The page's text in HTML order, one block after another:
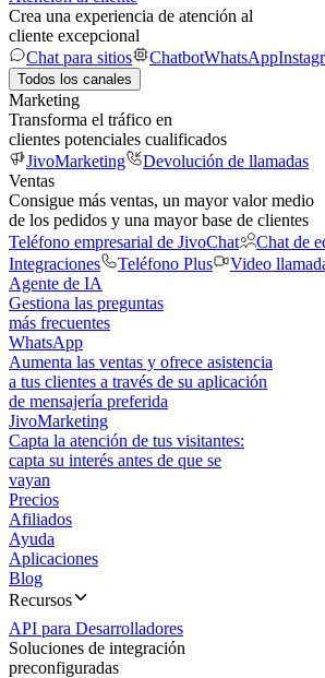
Crea una experiencia de atención al
cliente excepcional
Chat para sitios
ChatbotWhatsApp
Todos los canales
Marketing
Transforma el tráfico en
clientes potenciales cualificados
JivoMarketing
Devolución de llamadas
Ventas
Consigue más ventas, un mayor valor medio
de los pedidos y una mayor base de clientes
Teléfono empresarial de JivoChat
Chat de
Integraciones
Teléfono Plus Video
Agente de IA
Gestiona las preguntas
más frecuentes
WhatsApp
Aumenta las ventas y ofrece asistencia
a tus clientes a través de su aplicación
de mensajería preferida
JivoMarketing
Capta la atención de tus visitantes:
capta su interés antes de que se
vayan
Precios
Afiliados
Ayuda
Aplicaciones
Blog
Recursos
API para Desarrolladores
Soluciones de integración
preconfiguradas